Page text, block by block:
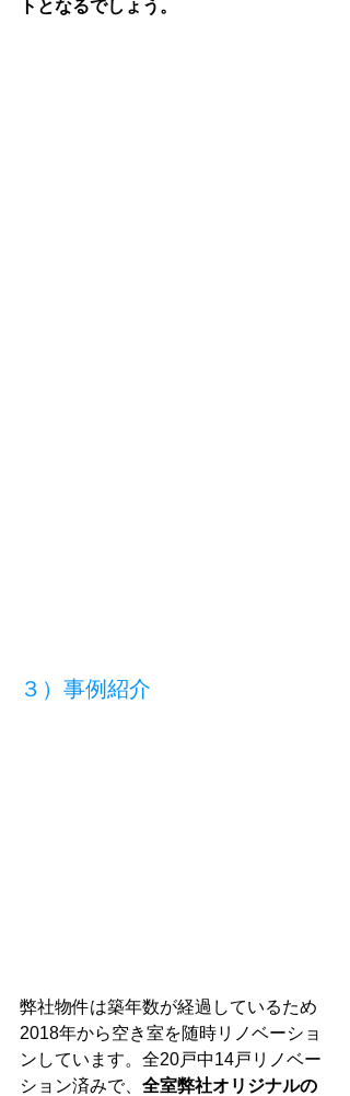
トとなるでしょう。
３）事例紹介
弊社物件は築年数が経過しているため
2018年から空き室を随時リノベーショ
ンしています。全20戸中14戸リノベー
ション済みで、 全室弊社オリジナルの